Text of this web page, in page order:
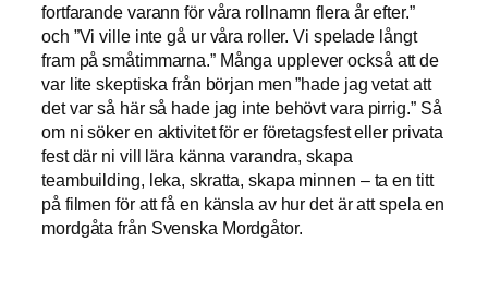
fortfarande varann för våra rollnamn flera år efter.”
och ”Vi ville inte gå ur våra roller. Vi spelade långt
fram på småtimmarna.” Många upplever också att de
var lite skeptiska från början men ”hade jag vetat att
det var så här så hade jag inte behövt vara pirrig.” Så
om ni söker en aktivitet för er företagsfest eller privata
fest där ni vill lära känna varandra, skapa
teambuilding, leka, skratta, skapa minnen – ta en titt
på filmen för att få en känsla av hur det är att spela en
mordgåta från Svenska Mordgåtor.